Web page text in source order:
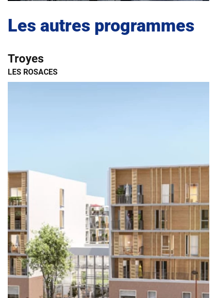
Les autres programmes
Troyes
LES ROSACES